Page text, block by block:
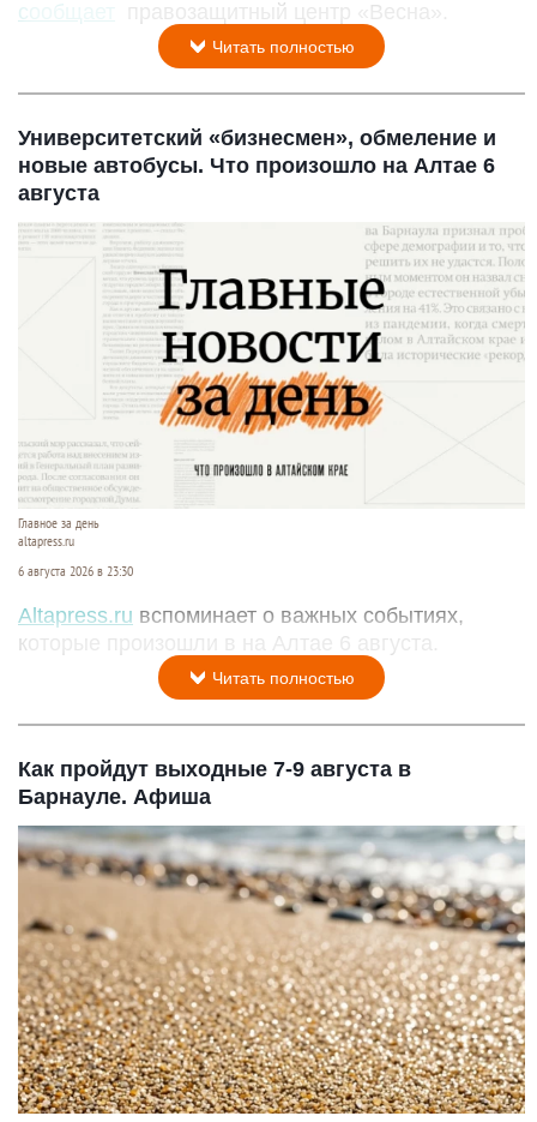
сообщает
правозащитный центр «Весна».
Читать полностью
Университетский «бизнесмен», обмеление и
новые автобусы. Что произошло на Алтае 6
августа
Главное за день
altapress.ru
6 августа 2026 в 23:30
Altapress.ru вспоминает о важных событиях,
которые произошли в на Алтае 6 августа.
Читать полностью
Как пройдут выходные 7-9 августа в
Барнауле. Афиша